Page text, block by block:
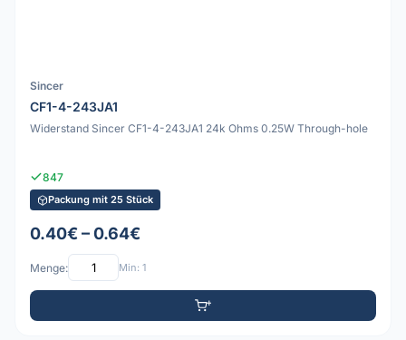
Sincer
CF1-4-243JA1
Widerstand Sincer CF1-4-243JA1 24k Ohms 0.25W Through-hole
847
Packung mit 25 Stück
0.40€ – 0.64€
Menge: Min: 1